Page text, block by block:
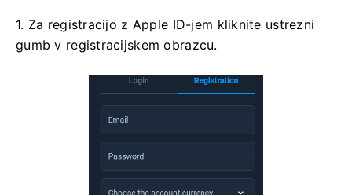
1. Za registracijo z Apple ID-jem kliknite ustrezni
gumb v registracijskem obrazcu.